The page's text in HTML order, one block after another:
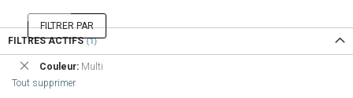
FILTRER PAR
FILTRES ACTIFS
Couleur Multi
Supprimer
cet
Élément
Tout supprimer